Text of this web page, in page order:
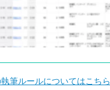
筆ルールについてはこちら